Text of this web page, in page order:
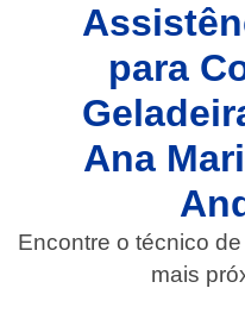
para
Ana
Encontre o técnico
mais